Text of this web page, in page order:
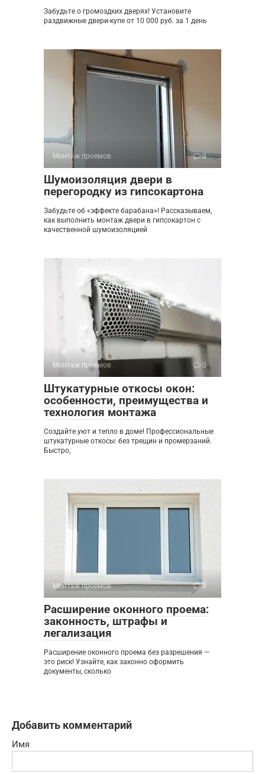
Забудьте о громоздких дверях! Установите
раздвижные двери-купе от 10 000 руб. за 1 день
Монтаж проемов 0
Шумоизоляция двери в
перегородку из гипсокартона
Забудьте об «эффекте барабана»! Рассказываем,
как выполнить монтаж двери в гипсокартон с
качественной шумоизоляцией
Монтаж проемов 0
Штукатурные откосы окон:
особенности, преимущества и
технология монтажа
Создайте уют и тепло в доме! Профессиональные
штукатурные откосы: без трещин и промерзаний.
Быстро,
Монтаж проемов 0
Расширение оконного проема:
законность, штрафы и
легализация
Расширение оконного проема без разрешения —
это риск! Узнайте, как законно оформить
документы, сколько
Добавить комментарий
Имя